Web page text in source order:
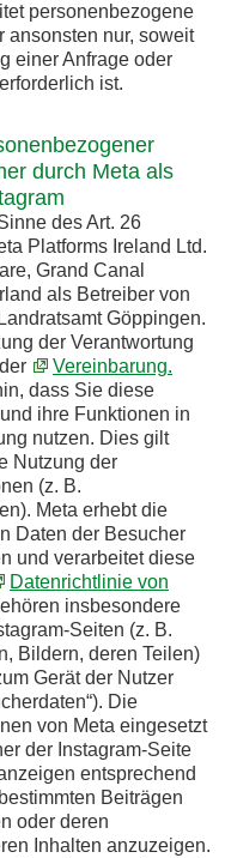
personenbezogene
ansonsten nur, soweit
einer Anfrage oder
ist.
durch Meta als
des Art. 26
Platforms Ireland Ltd.
Grand Canal
als Betreiber von
Göppingen.
der Verantwortung
Vereinbarung.
dass Sie diese
ihre Funktionen in
nutzen. Dies gilt
Nutzung der
(z. B.
Meta erhebt die
Daten der Besucher
und verarbeitet diese
Datenrichtlinie von
insbesondere
Seiten (z. B.
Bildern, deren Teilen)
Gerät der Nutzer
Die
von Meta eingesetzt
der Instagram-Seite
entsprechend
Beiträgen
oder deren
Inhalten anzuzeigen.